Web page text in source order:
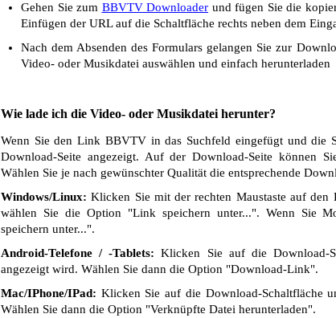
Gehen Sie zum BBVTV Downloader und fügen Sie die
Einfügen der URL auf die Schaltfläche rechts neben dem
Nach dem Absenden des Formulars gelangen Sie zur
Video- oder Musikdatei auswählen und einfach herunterladen
Wie lade ich die Video- oder Musikdatei herunter?
Wenn Sie den Link BBVTV in das Suchfeld eingefügt und die
Download-Seite angezeigt. Auf der Download-Seite können
Wählen Sie je nach gewünschter Qualität die entsprechende
Windows/Linux: Klicken Sie mit der rechten Maustaste auf
wählen Sie die Option "Link speichern unter...". Wenn Sie
speichern unter...".
Android-Telefone / -Tablets: Klicken Sie auf die Download-
angezeigt wird. Wählen Sie dann die Option "Download-Link".
Mac/IPhone/IPad: Klicken Sie auf die Download-Schaltfläche
Wählen Sie dann die Option "Verknüpfte Datei herunterladen".